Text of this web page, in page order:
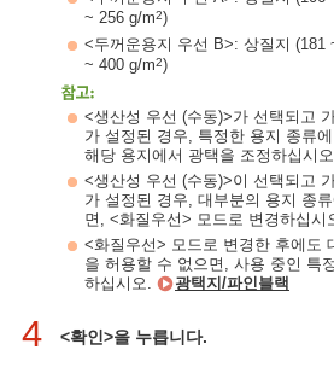
~ 256 g/m2)
<두꺼운용지 우선 B>: 상질지 (181
~ 400 g/m2)
<생산성 우선 (수동)>가 선택되고
가 설정된 경우, 특정한 용지 종류
해당 용지에서 광택을 조정하십시
<생산성 우선 (수동)>이 선택되고
가 설정된 경우, 대부분의 용지 종
면, <화질우선> 모드로 변경하십시
<화질우선> 모드로 변경한 후에도
을 허용할 수 없으면, 사용 중인 특
하십시오.
광택지/파인블랙
4 <확인>을 누릅니다.